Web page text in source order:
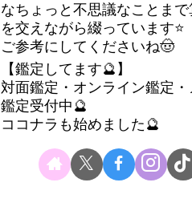
なちょっと不思議なことまで
を交えながら綴っています⭐
ご参考にしてくださいね🤠
【鑑定してます🔮】
対面鑑定・オンライン鑑定
鑑定受付中🔮
ココナラも始めました🔮